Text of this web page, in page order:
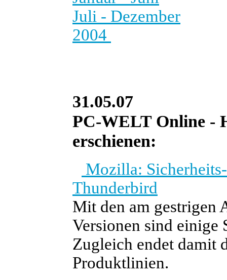
Juli - Dezember
2004
31.05.07
PC-WELT Online -
erschienen:
Mozilla:
Thunderbird
Mit den am gestrigen
Versionen sind einige
Zugleich endet damit
Produktlinien.